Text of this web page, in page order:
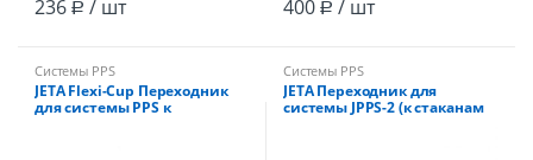
236 Р / шт 400 Р / шт
Системы PPS
JETA Flexi-Cup Переходник
для системы PPS к
Системы PPS
JETA Переходник для
системы JPPS-2 (к стаканам